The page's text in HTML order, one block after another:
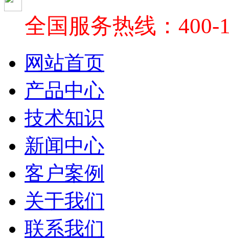
全国服务热线：400-
网站首页
产品中心
技术知识
新闻中心
客户案例
关于我们
联系我们